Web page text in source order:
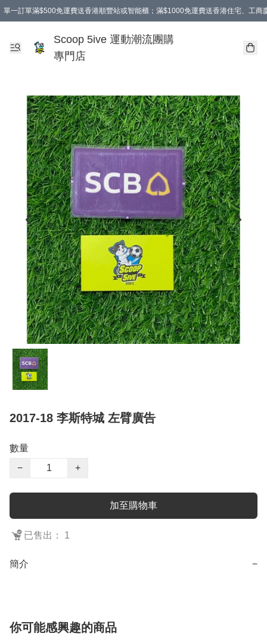
單一訂單滿$500免運費送香港順豐站或智能櫃；滿$1000免運費送香港住宅、工商
Scoop 5ive 運動潮流團購
專門店
2017-18 李斯特城 左臂廣告
數量
−
+
加至購物車
已售出： 1
簡介 −
你可能感興趣的商品